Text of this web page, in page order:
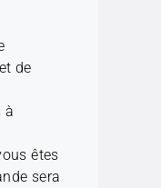
de
à
êtes
sera